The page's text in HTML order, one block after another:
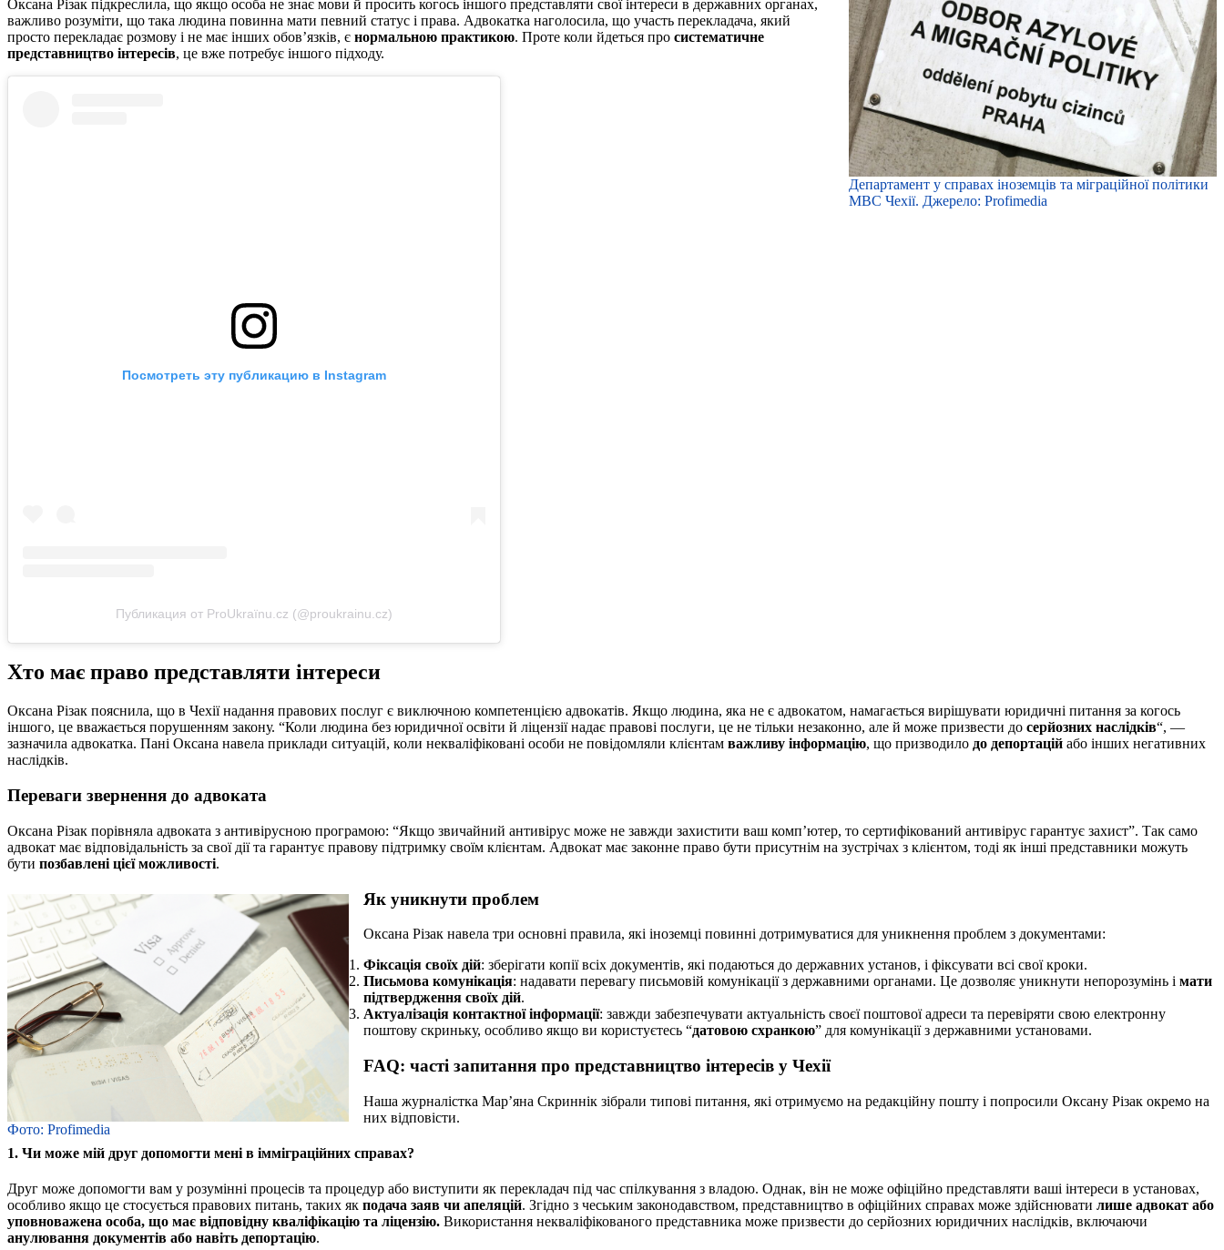
Департамент у справах іноземців та міграційної політики
МВС Чехії. Джерело: Profimedia
Оксана Різак підкреслила, що якщо особа не знає мови й просить когось іншого представляти свої інтереси в державних органах,
важливо розуміти, що така людина повинна мати певний статус і права. Адвокатка наголосила, що участь перекладача, який
просто перекладає розмову і не має інших обов’язків, є нормальною практикою. Проте коли йдеться про систематичне
представництво інтересів, це вже потребує іншого підходу.
Посмотреть эту публикацию в Instagram
Публикация от ProUkraïnu.cz (@proukrainu.cz)
Хто має право представляти інтереси
Оксана Різак пояснила, що в Чехії надання правових послуг є виключною компетенцією адвокатів. Якщо людина, яка не є адвокатом, намагається вирішувати юридичні питання за когось
іншого, це вважається порушенням закону. “Коли людина без юридичної освіти й ліцензії надає правові послуги, це не тільки незаконно, але й може призвести до серйозних наслідків“, —
зазначила адвокатка. Пані Оксана навела приклади ситуацій, коли некваліфіковані особи не повідомляли клієнтам важливу інформацію, що призводило до депортацій або інших негативних
наслідків.
Переваги звернення до адвоката
Оксана Різак порівняла адвоката з антивірусною програмою: “Якщо звичайний антивірус може не завжди захистити ваш комп’ютер, то сертифікований антивірус гарантує захист”. Так само
адвокат має відповідальність за свої дії та гарантує правову підтримку своїм клієнтам. Адвокат має законне право бути присутнім на зустрічах з клієнтом, тоді як інші представники можуть
бути позбавлені цієї можливості.
Фото: Profimedia
Як уникнути проблем
Оксана Різак навела три основні правила, які іноземці повинні дотримуватися для уникнення проблем з документами:
Фіксація своїх дій: зберігати копії всіх документів, які подаються до державних установ, і фіксувати всі свої кроки.
Письмова комунікація: надавати перевагу письмовій комунікації з державними органами. Це дозволяє уникнути непорозумінь і мати
підтвердження своїх дій.
Актуалізація контактної інформації: завжди забезпечувати актуальність своєї поштової адреси та перевіряти свою електронну
поштову скриньку, особливо якщо ви користуєтесь “датовою схранкою” для комунікації з державними установами.
FAQ: часті запитання про представництво інтересів у Чехії
Наша журналістка Мар’яна Скриннік зібрали типові питання, які отримуємо на редакційну пошту і попросили Оксану Різак окремо на
них відповісти.
1. Чи може мій друг допомогти мені в імміграційних справах?
Друг може допомогти вам у розумінні процесів та процедур або виступити як перекладач під час спілкування з владою. Однак, він не може офіційно представляти ваші інтереси в установах,
особливо якщо це стосується правових питань, таких як подача заяв чи апеляцій. Згідно з чеським законодавством, представництво в офіційних справах може здійснювати лише адвокат або
уповноважена особа, що має відповідну кваліфікацію та ліцензію. Використання некваліфікованого представника може призвести до серйозних юридичних наслідків, включаючи
анулювання документів або навіть депортацію.